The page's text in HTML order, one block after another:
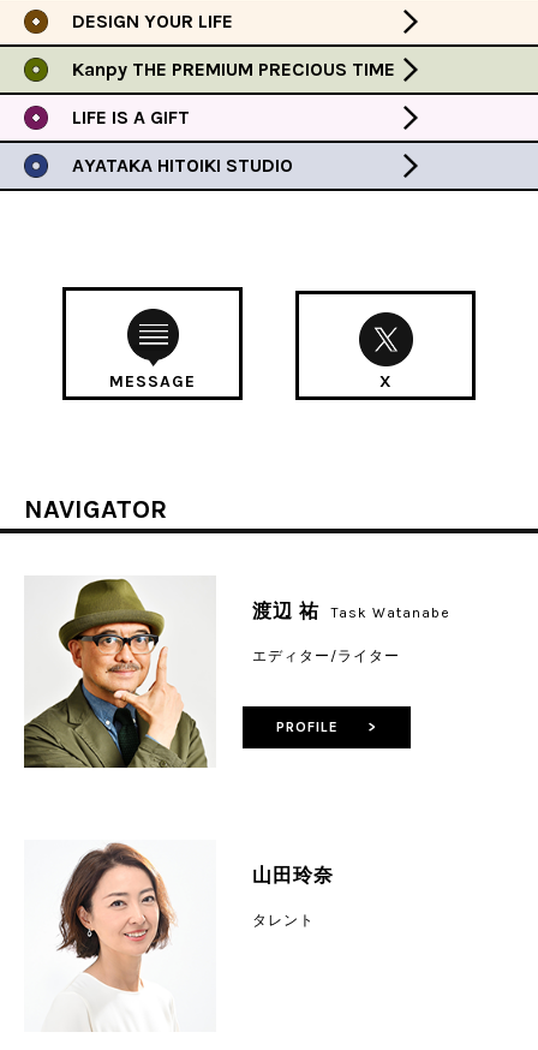
DESIGN YOUR LIFE
Kanpy THE PREMIUM PRECIOUS TIME
LIFE IS A GIFT
AYATAKA HITOIKI STUDIO
MESSAGE X
NAVIGATOR
渡辺 祐 Task Watanabe
エディター/ライター
山田玲奈
タレント
PROFILE >